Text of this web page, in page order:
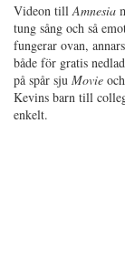
Videon tillAmnesia
tung sång och så
fungerar ovan,
både för gratis
på spår sju Movie
Kevins barn till
enkelt.